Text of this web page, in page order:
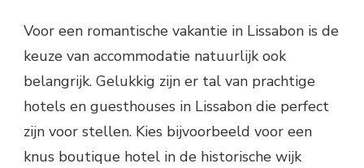
Voor een romantische vakantie in Lissabon is de
keuze van accommodatie natuurlijk ook
belangrijk. Gelukkig zijn er tal van prachtige
hotels en guesthouses in Lissabon die perfect
zijn voor stellen. Kies bijvoorbeeld voor een
knus boutique hotel in de historische wijk